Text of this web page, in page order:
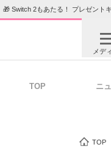
🎁 Switch 2もあたる！ プレゼント
メデ
TOP ニ
TOP